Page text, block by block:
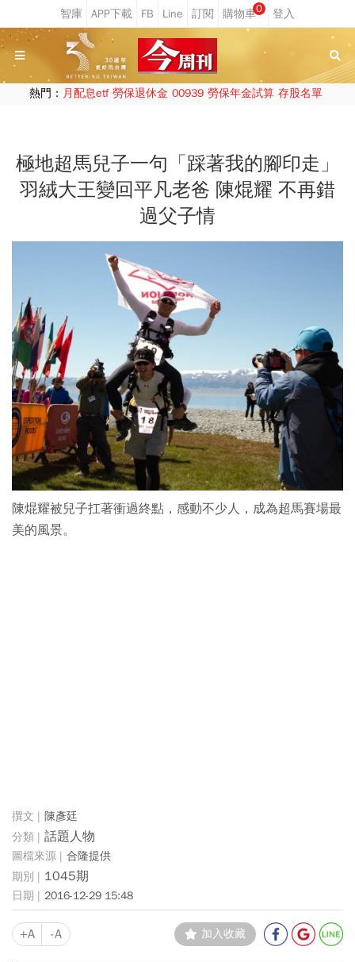
0
熱門： 月配息etf 勞保退休金 00939 勞保年金試算 存股名單
極地超馬兒子一句「踩著我的腳印走」
羽絨大王變回平凡老爸 陳焜耀 不再錯
過父子情
陳焜耀被兒子扛著衝過終點，感動不少人，成為超馬賽場最
美的風景。
陳彥廷
話題人物
合隆提供
1045期
2016-12-29 15:48
+A -A 加入收藏